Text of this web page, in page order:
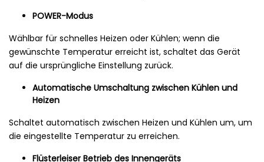
POWER-Modus
Wählbar für schnelles Heizen oder Kühlen; wenn die
gewünschte Temperatur erreicht ist, schaltet das Gerät
auf die ursprüngliche Einstellung zurück.
Automatische Umschaltung zwischen Kühlen und
Heizen
Schaltet automatisch zwischen Heizen und Kühlen um, um
die eingestellte Temperatur zu erreichen.
Flüsterleiser Betrieb des Innengeräts